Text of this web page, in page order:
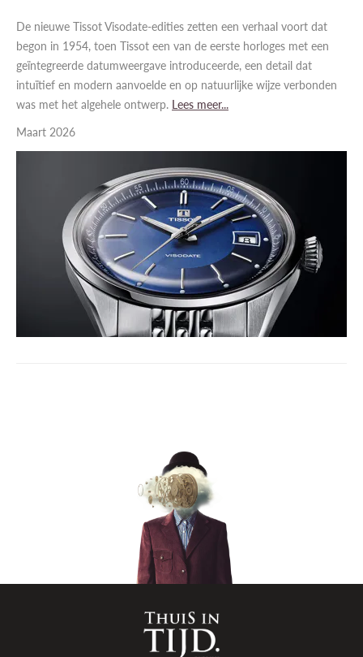
De nieuwe Tissot Visodate-edities zetten een verhaal voort dat
begon in 1954, toen Tissot een van de eerste horloges met een
geïntegreerde datumweergave introduceerde, een detail dat
intuïtief en modern aanvoelde en op natuurlijke wijze verbonden
was met het algehele ontwerp. Lees meer...
Maart 2026